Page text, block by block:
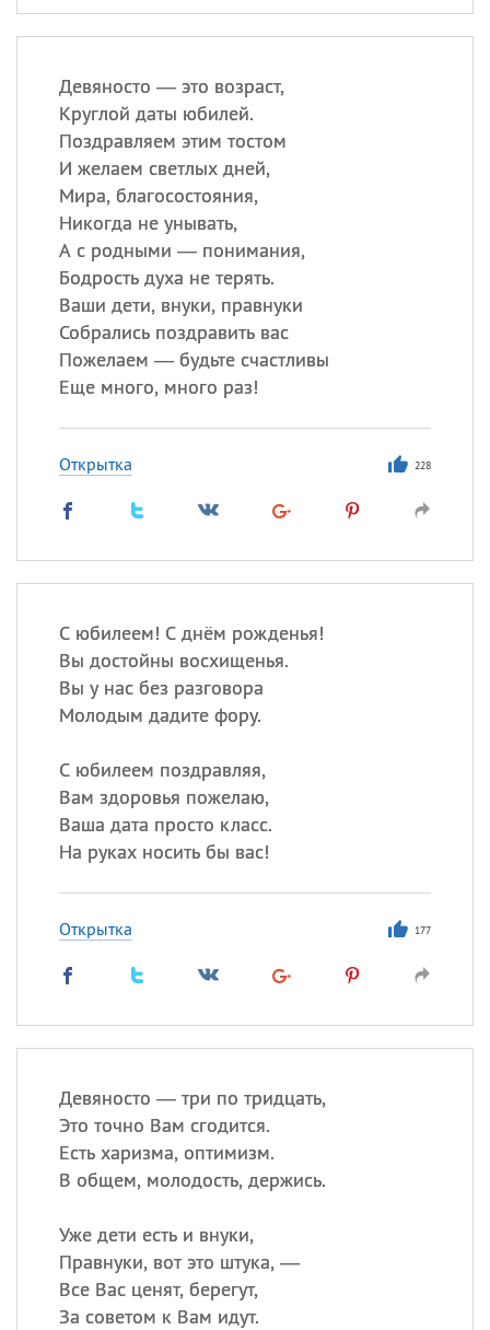
Девяносто — это возраст,
Круглой даты юбилей.
Поздравляем этим тостом
И желаем светлых дней,
Мира, благосостояния,
Никогда не унывать,
А с родными — понимания,
Бодрость духа не терять.
Ваши дети, внуки, правнуки
Собрались поздравить вас
Пожелаем — будьте счастливы
Еще много, много раз!
Открытка 228
С юбилеем! С днём рожденья!
Вы достойны восхищенья.
Вы у нас без разговора
Молодым дадите фору.
С юбилеем поздравляя,
Вам здоровья пожелаю,
Ваша дата просто класс.
На руках носить бы вас!
Открытка 177
Девяносто — три по тридцать,
Это точно Вам сгодится.
Есть харизма, оптимизм.
В общем, молодость, держись.
Уже дети есть и внуки,
Правнуки, вот это штука, —
Все Вас ценят, берегут,
За советом к Вам идут.
Посмотреть значениеи
происхождение